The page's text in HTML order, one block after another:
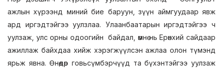
ажлын хүрээнд миний бие баруун, зүүн аймгуудаар явж
ард иргэдтэйгээ уулзлаа. Улаанбаатарын иргэдтэйгээ ч
уулзаж, улс орны одоогийн байдал, өмнө нь Ерөнхий сайдаар
ажиллаж байхдаа хийж хэрэгжүүлсэн ажлаа олон түмэнд
ярьж явна. Өнөөдөр говьсүмбэрчүүд та бүхэнтэйгээ уулзаж